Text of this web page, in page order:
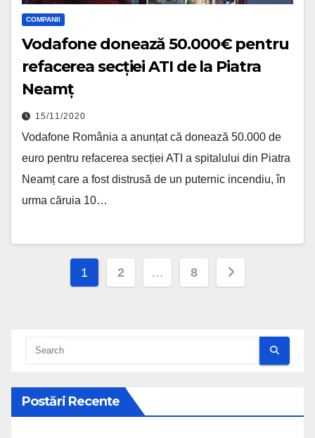
COMPANII
Vodafone donează 50.000€ pentru
refacerea secției ATI de la Piatra
Neamț
15/11/2020
Vodafone România a anunțat că donează 50.000 de
euro pentru refacerea secției ATI a spitalului din Piatra
Neamț care a fost distrusă de un puternic incendiu, în
urma căruia 10…
Posts pagination
1 2 … 8
Postări Recente